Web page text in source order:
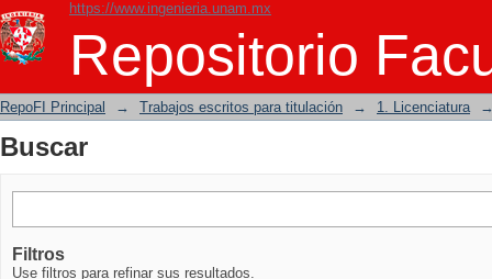
https://www.ingenieria.unam.mx
Repositorio
Buscar
RepoFI Principal → Trabajos escritos para titulación → 1. Licenciatura
Buscar
Filtros
Use filtros para refinar sus resultados.